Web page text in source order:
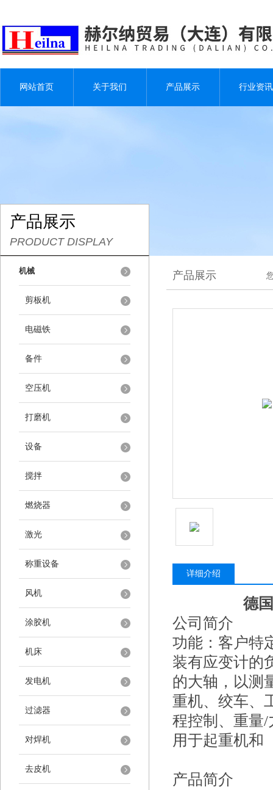
网站首页 关于我们 产品展示 行业资讯
产品展示
PRODUCT DISPLAY
机械
剪板机
电磁铁
备件
空压机
打磨机
设备
搅拌
燃烧器
激光
称重设备
风机
涂胶机
机床
发电机
过滤器
对焊机
去皮机
产品展示
详细介绍
德
公司简介
功能：客户特
装有应变计的
的大轴，以测
重机、绞车、
程控制、重量/
用于起重机和
产品简介